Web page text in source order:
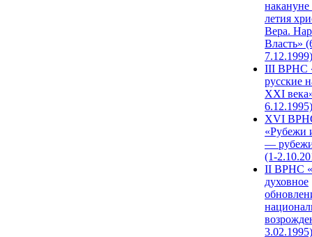
накануне
летия
Вера.
Власть»
7.12.1999)
III ВРНС
русские
XXI
6.12.1995)
XVI
«Рубежи
—
(1-
II ВРНС
духовное
3.02.1995)